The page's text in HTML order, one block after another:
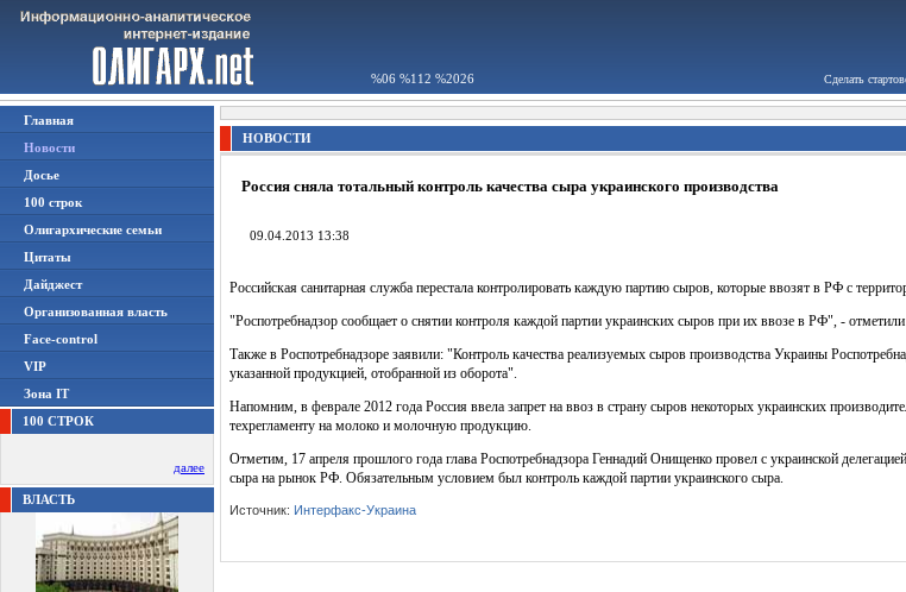
%06 %112 %2026 Сделать
Главная
Новости
Досье
100 строк
Олигархические семьи
Цитаты
Дайджест
Организованная власть
Face-control
VIP
Зона IT
100 СТРОК
далее
ВЛАСТЬ
НОВОСТИ
Россия сняла тотальный контроль качества сыра украинского производства
09.04.2013 13:38
Российская санитарная служба перестала контролировать каждую партию сыров, которые ввозят в РФ с
"Роспотребнадзор сообщает о снятии контроля каждой партии украинских сыров при их ввозе в РФ", -
Также в Роспотребнадзоре заявили: "Контроль качества реализуемых сыров производства Украины
указанной продукцией, отобранной из оборота".
Напомним, в феврале 2012 года Россия ввела запрет на ввоз в страну сыров некоторых украинских
техрегламенту на молоко и молочную продукцию.
Отметим, 17 апреля прошлого года глава Роспотребнадзора Геннадий Онищенко провел с украинской
сыра на рынок РФ. Обязательным условием был контроль каждой партии украинского сыра.
Источник: Интерфакс-Украина